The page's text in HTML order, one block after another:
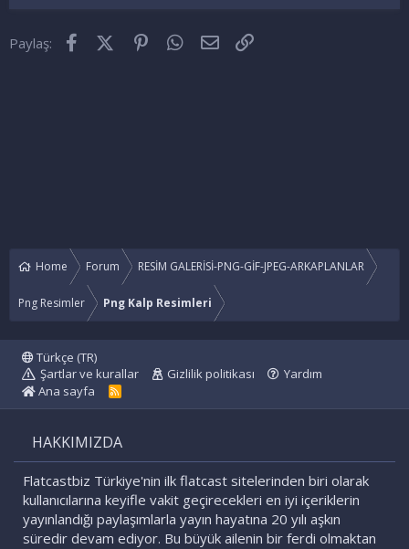
Paylaş: FacebookX (Twitter)PinterestWhatsApp
E-posta
Home Forum RESİM GALERİSİ-PNG-GİF-JPEG-ARKAPLANLAR
Png Resimler Png Kalp Resimleri
Türkçe (TR)
Şartlar ve kurallar
Gizlilik politikası
Yardım
Ana sayfa
R
HAKKIMIZDA
Flatcastbiz Türkiye'nin ilk flatcast sitelerinden biri olarak
kullanıcılarına keyifle vakit geçirecekleri en iyi içeriklerin
yayınlandığı paylaşımlarla yayın hayatına 20 yılı aşkın
süredir devam ediyor. Bu büyük ailenin bir ferdi olmaktan